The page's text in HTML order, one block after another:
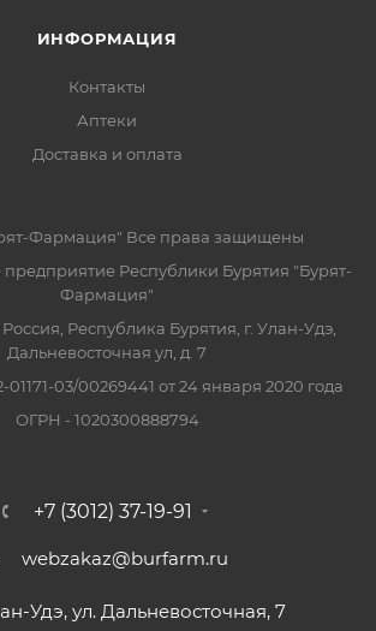
ИНФОРМАЦИЯ
Контакты
Аптеки
Доставка и оплата
Фармация" Все права защищены
предприятие Республики Бурятия "Бурят-
Фармация"
Республика Бурятия, г. Улан-Удэ,
Дальневосточная ул, д. 7
03/00269441 от 24 января 2020 года
ОГРН - 1020300888794
+7 (3012) 37-19-91
webzakaz@burfarm.ru
Удэ, ул. Дальневосточная, 7